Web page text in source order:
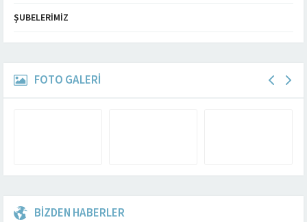
ŞUBELERIMIZ
FOTO GALERİ
BİZDEN HABERLER